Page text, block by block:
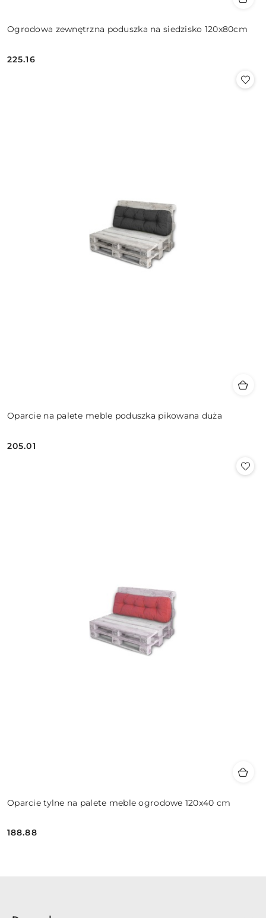
Ogrodowa zewnętrzna poduszka na siedzisko 120x80cm
Cena:
225.16
Oparcie na palete meble poduszka pikowana duża
Cena:
205.01
Oparcie tylne na palete meble ogrodowe 120x40 cm
Cena:
188.88